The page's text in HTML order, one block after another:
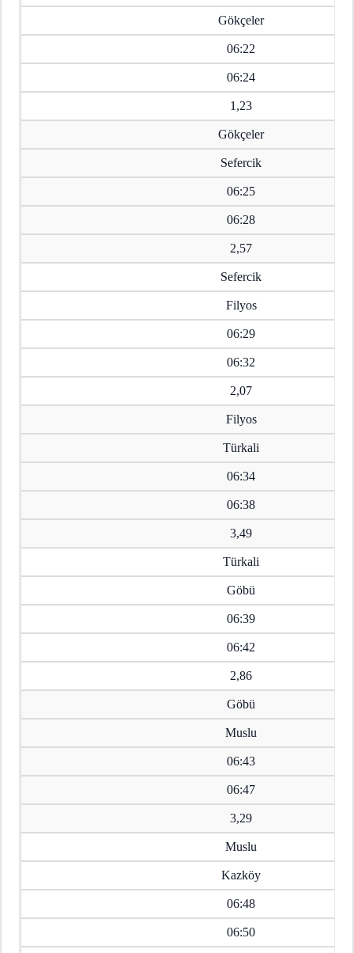
Gökçeler
06:22
06:24
1,23
Gökçeler
Sefercik
06:25
06:28
2,57
Sefercik
Filyos
06:29
06:32
2,07
Filyos
Türkali
06:34
06:38
3,49
Türkali
Göbü
06:39
06:42
2,86
Göbü
Muslu
06:43
06:47
3,29
Muslu
Kazköy
06:48
06:50